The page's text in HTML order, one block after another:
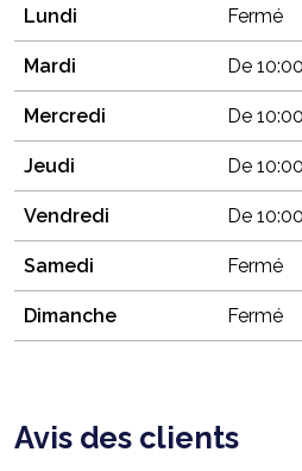
Lundi Fermé
Mardi De
Mercredi De
Jeudi De
Vendredi De
Samedi Fermé
Dimanche Fermé
Avis des clients